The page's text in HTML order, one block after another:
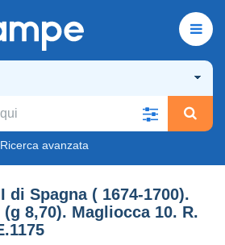
Ricerca avanzata
di Spagna ( 1674-1700).
(g 8,70). Magliocca 10. R.